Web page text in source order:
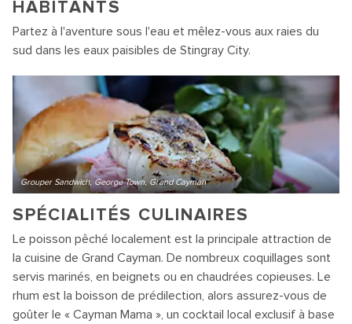
HABITANTS
Partez à l'aventure sous l'eau et mêlez-vous aux raies du
sud dans les eaux paisibles de Stingray City.
Grouper Sandwich, George Town, Grand Cayman
SPÉCIALITÉS CULINAIRES
Le poisson pêché localement est la principale attraction de
la cuisine de Grand Cayman. De nombreux coquillages sont
servis marinés, en beignets ou en chaudrées copieuses. Le
rhum est la boisson de prédilection, alors assurez-vous de
goûter le « Cayman Mama », un cocktail local exclusif à base